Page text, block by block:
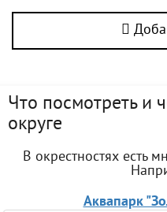
Что посмотреть и
округе
В окрестностях есть
Аквапарк